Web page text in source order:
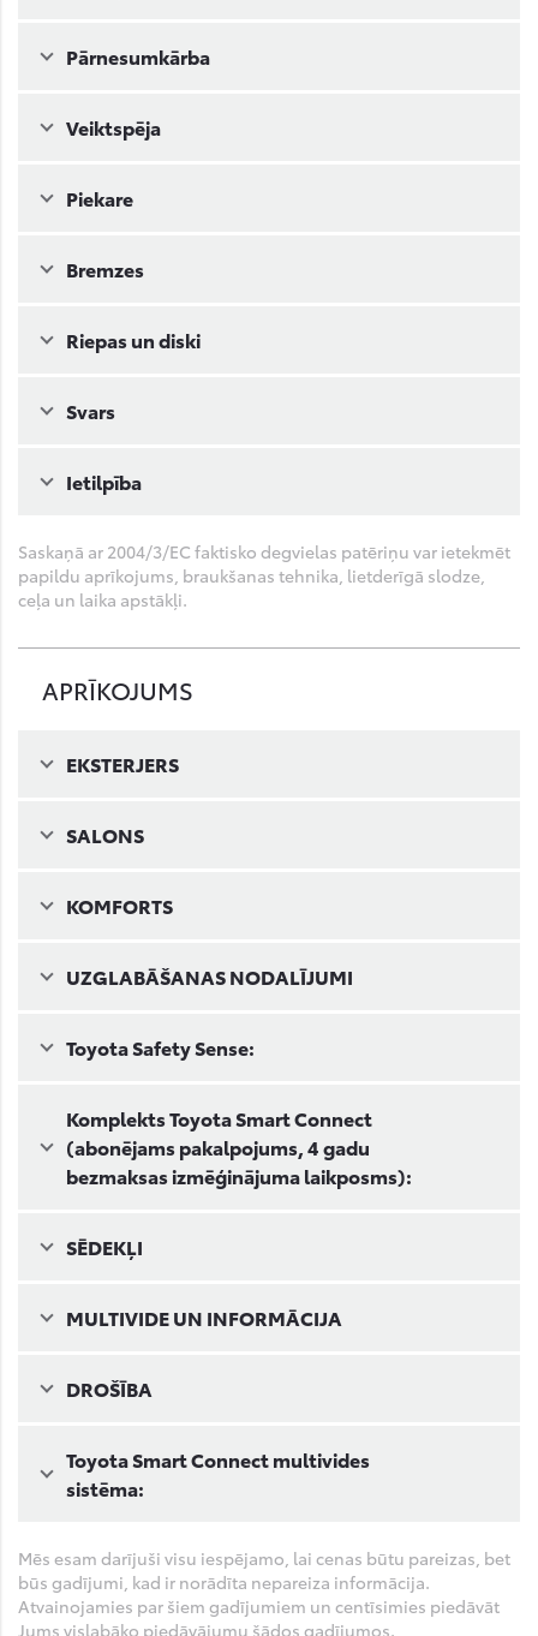
Pārnesumkārba
Veiktspēja
Piekare
Bremzes
Riepas un diski
Svars
Ietilpība
Saskaņā ar 2004/3/EC faktisko degvielas patēriņu var ietekmēt
papildu aprīkojums, braukšanas tehnika, lietderīgā slodze,
ceļa un laika apstākļi.
APRĪKOJUMS
EKSTERJERS
SALONS
KOMFORTS
UZGLABĀŠANAS NODALĪJUMI
Toyota Safety Sense:
Komplekts Toyota Smart Connect
(abonējams pakalpojums, 4 gadu
bezmaksas izmēģinājuma laikposms):
SĒDEKĻI
MULTIVIDE UN INFORMĀCIJA
DROŠĪBA
Toyota Smart Connect multivides
sistēma:
Mēs esam darījuši visu iespējamo, lai cenas būtu pareizas, bet
būs gadījumi, kad ir norādīta nepareiza informācija.
Atvainojamies par šiem gadījumiem un centīsimies piedāvāt
Jums vislabāko piedāvājumu šādos gadījumos.